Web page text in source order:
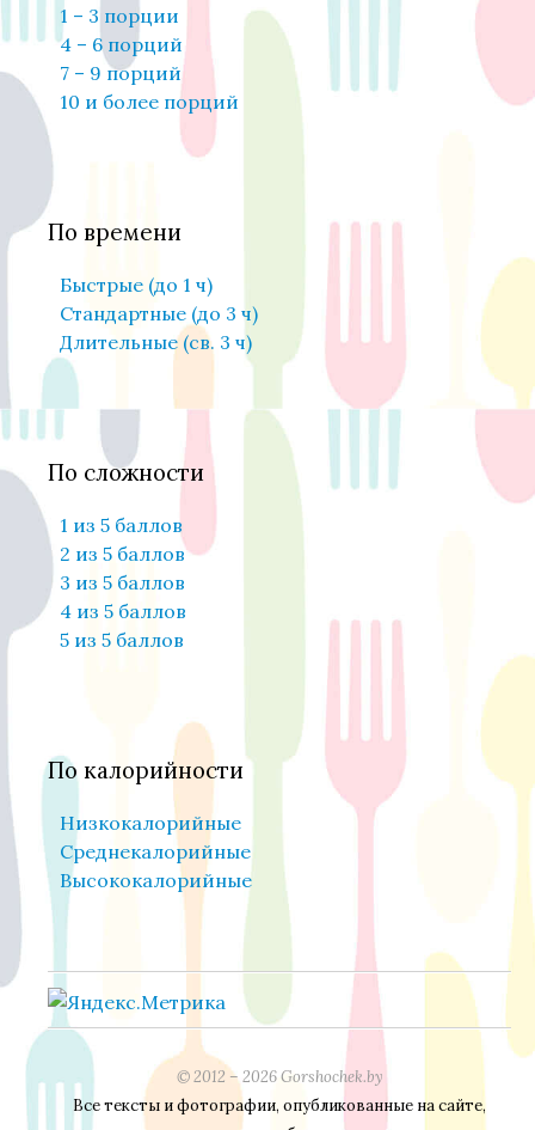
1 – 3 порции
4 – 6 порций
7 – 9 порций
10 и более порций
По времени
Быстрые (до 1 ч)
Стандартные (до 3 ч)
Длительные (св. 3 ч)
По сложности
1 из 5 баллов
2 из 5 баллов
3 из 5 баллов
4 из 5 баллов
5 из 5 баллов
По калорийности
Низкокалорийные
Среднекалорийные
Высококалорийные
© 2012 – 2026 Gorshochek.by
Все тексты и фотографии, опубликованные на сайте,